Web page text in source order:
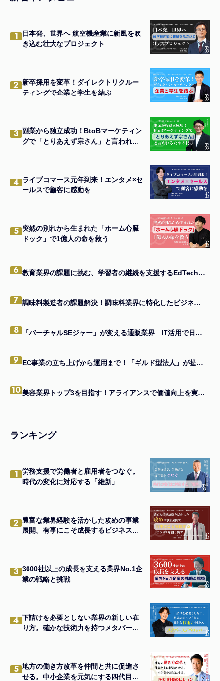
1
日本発、世界へ 航空機産業に新風を吹
き込む壮大なプロジェクト
2 新卒採用を変革！ダイレクトリクルー
ティングで企業と学生を結ぶ
3 副業から独立成功！BtoBマーケティン
グで「とりあえず宗さん」と言われる
4 ライブコマース元年到来！エンタメ×セ
ールスで顧客に感動を
5 突然の別れから生まれた「ホーム心臓
ドック」で1億人の命を救う
6 教育業界の課題に挑む、学習者の継続を支援するEdTechアプリの秘訣とは
7 調味料製造者の課題解決！調味料業界に特化したビジネスモデルの真髄
8 「バーチャルSEジャー」が変える通販業界 IT活用で日本一を目指す企業の味方になる
9 EC事業の立ち上げから運用まで！「ギルド型法人」が提供する一貫支援とは
10 美容業界トップ3を目指す！アライアンスで価値向上を実現する経営者の戦略
ランキング
1 労務支援で労働者と雇用者をつなぐ。
時代の変化に対応する「維新」
2 豊富な業界経験を活かした攻めの事業
展開。有事にこそ成長するビジネスを
3 3600社以上の成長を支える業界No.1企
業の戦略と挑戦
4 下請けを必要としない業界の新しい在
り方。確かな技術力を持つメタバース
5 地方の働き方改革を仲間と共に促進さ
せる。中小企業を元気にする四代目社